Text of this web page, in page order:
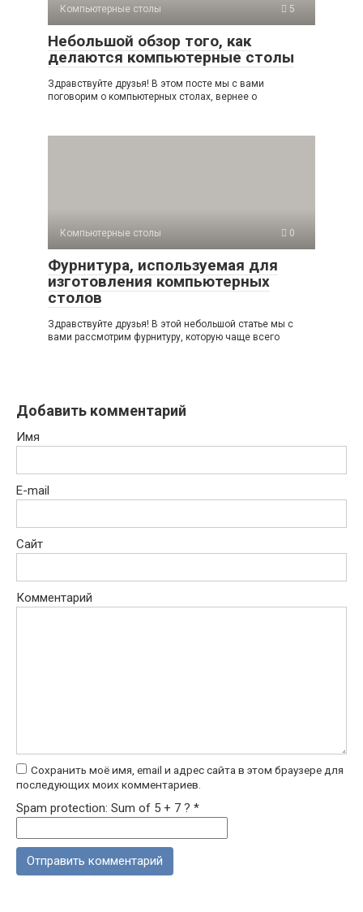
Компьютерные столы 5
Небольшой обзор того, как
делаются компьютерные столы
Здравствуйте друзья! В этом посте мы с вами
поговорим о компьютерных столах, вернее о
Компьютерные столы 0
Фурнитура, используемая для
изготовления компьютерных
столов
Здравствуйте друзья! В этой небольшой статье мы с
вами рассмотрим фурнитуру, которую чаще всего
Добавить комментарий
Имя
E-mail
Сайт
Комментарий
Сохранить моё имя, email и адрес сайта в этом браузере для
последующих моих комментариев.
Spam protection: Sum of 5 + 7 ? *